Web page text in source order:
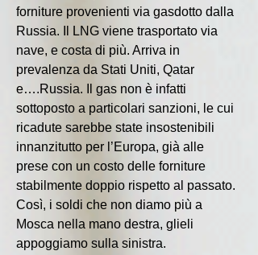
forniture provenienti via gasdotto dalla
Russia. Il LNG viene trasportato via
nave, e costa di più. Arriva in
prevalenza da Stati Uniti, Qatar
e….Russia. Il gas non è infatti
sottoposto a particolari sanzioni, le cui
ricadute sarebbe state insostenibili
innanzitutto per l’Europa, già alle
prese con un costo delle forniture
stabilmente doppio rispetto al passato.
Così, i soldi che non diamo più a
Mosca nella mano destra, glieli
appoggiamo sulla sinistra.